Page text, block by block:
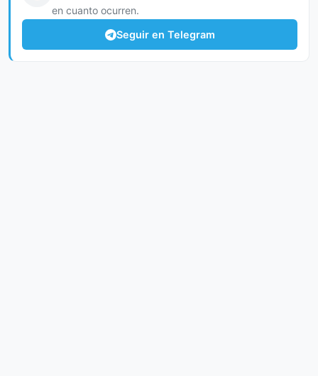
en cuanto ocurren.
Seguir en Telegram